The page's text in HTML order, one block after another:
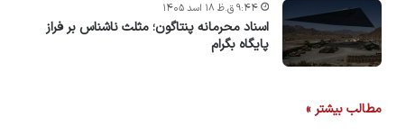
اسناد محرمانه پنتاگون؛ مثلث ناشناس بر فراز
پایگاه بگرام
۹:۴۴ ق.ظ ۱۸ اسد ۱۴۰۵
مطالب بیشتر »